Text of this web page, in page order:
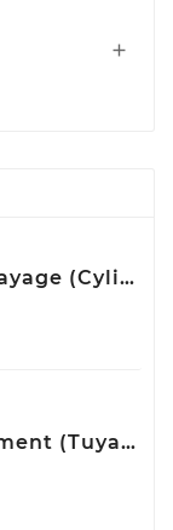

Emetteur d'embrayage (Cylindre émetteur de débrayage) NK 832508
Tuyau d'échappement (Tuyau d'échappement) VENEPORTE PG45769